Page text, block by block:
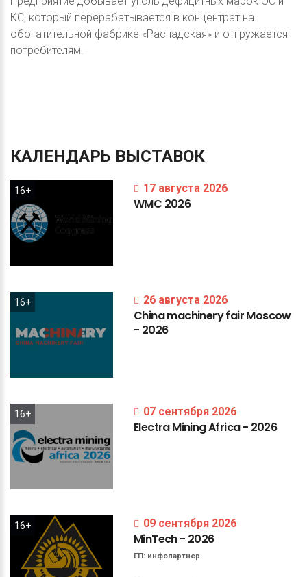
КС, который перерабатывается в концентрат на
обогатительной фабрике «Распадская» и отгружается
потребителям.
КАЛЕНДАРЬ ВЫСТАВОК
16+ 17 августа 2026
WMC 2026
16+ 26 августа 2026
ChinamachineryfairMoscow
- 2026
16+ 07 сентября 2026
ElectraMiningAfrica- 2026
16+ 09 сентября 2026
MinTech- 2026
ГП: инфопартнер